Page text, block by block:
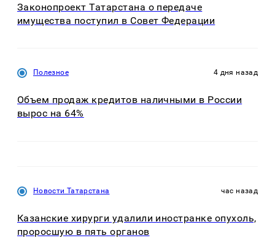
Законопроект Татарстана о передаче
имущества поступил в Совет Федерации
Полезное 4 дня назад
Объем продаж кредитов наличными в России
вырос на 64%
Новости Татарстана час назад
Казанские хирурги удалили иностранке опухоль,
проросшую в пять органов